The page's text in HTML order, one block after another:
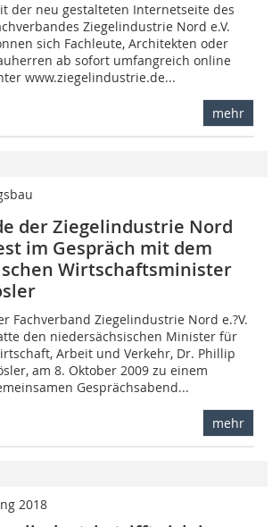
der neu gestalteten Internetseite des
Ziegelindustrie Nord e.V.
sich Fachleute, Architekten oder
ab sofort umfangreich online
www.ziegelindustrie.de...
mehr
der Ziegelindustrie Nord
im Gespräch mit dem
Wirtschaftsminister
Fachverband Ziegel­industrie Nord e.?V.
den niedersächsischen Minister für
Arbeit und Verkehr, Dr. Phillip
am 8. Oktober 2009 zu einem
Gesprächsabend...
mehr
2018